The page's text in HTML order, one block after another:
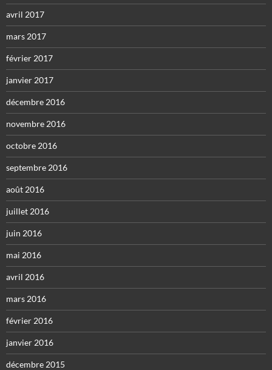
avril 2017
mars 2017
février 2017
janvier 2017
décembre 2016
novembre 2016
octobre 2016
septembre 2016
août 2016
juillet 2016
juin 2016
mai 2016
avril 2016
mars 2016
février 2016
janvier 2016
décembre 2015